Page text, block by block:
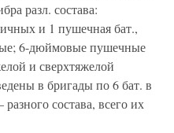
разл. состава:
и 1 пушечная бат.,
6-дюймовые пушечные
и сверхтяжелой
в бригады по 6 бат. в
состава, всего их